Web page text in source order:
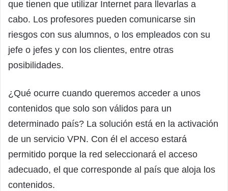
que tienen que utilizar Internet para llevarlas a
cabo. Los profesores pueden comunicarse sin
riesgos con sus alumnos, o los empleados con su
jefe o jefes y con los clientes, entre otras
posibilidades.
¿Qué ocurre cuando queremos acceder a unos
contenidos que solo son válidos para un
determinado país? La solución está en la activación
de un servicio VPN. Con él el acceso estará
permitido porque la red seleccionará el acceso
adecuado, el que corresponde al país que aloja los
contenidos.